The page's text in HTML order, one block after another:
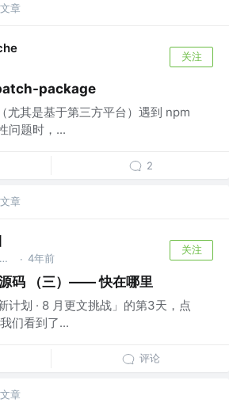
章
关注
package
尤其是基于第三方平台）遇到 npm
问题时，...
2
章
前端工程师 @某外企 · 4年前
关注
码 （三）—— 快在哪里
计划 · 8 月更文挑战」的第3天，点
们看到了...
评论
章